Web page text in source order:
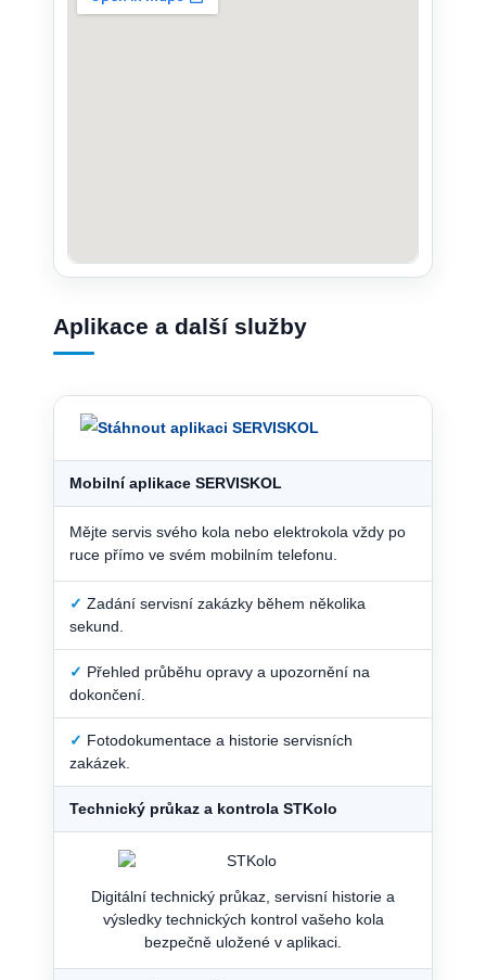
Aplikace a další služby
Mobilní aplikace SERVISKOL
Mějte servis svého kola nebo elektrokola vždy po
ruce přímo ve svém mobilním telefonu.
✓ Zadání servisní zakázky během několika
sekund.
✓ Přehled průběhu opravy a upozornění na
dokončení.
✓ Fotodokumentace a historie servisních
zakázek.
Technický průkaz a kontrola STKolo
Digitální technický průkaz, servisní historie a
výsledky technických kontrol vašeho kola
bezpečně uložené v aplikaci.